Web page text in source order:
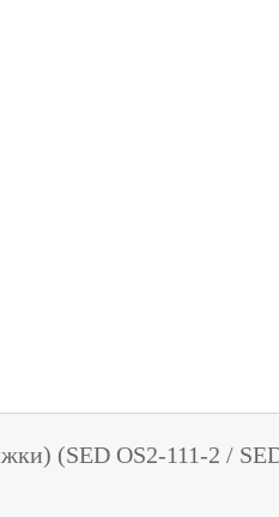
(SED OS2-111-2 /